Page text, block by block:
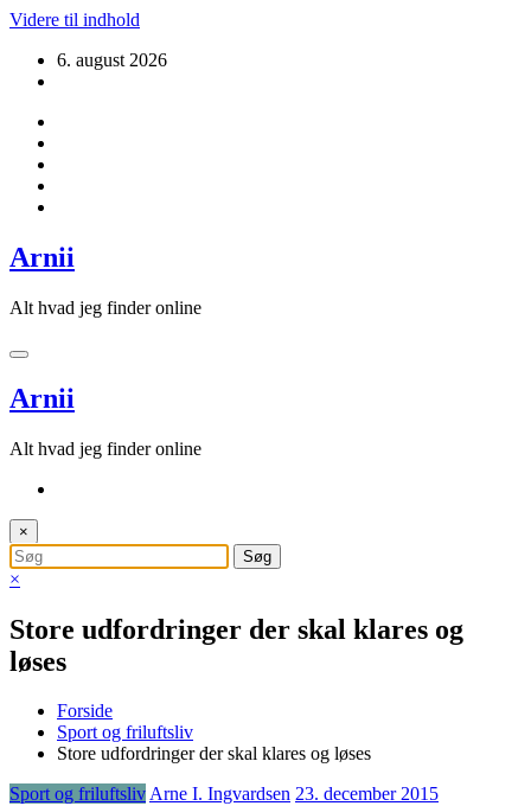
Videre til indhold
6. august 2026
Arnii
Alt hvad jeg finder online
Arnii
Alt hvad jeg finder online
×
×
Store udfordringer der skal klares og
løses
Forside
Sport og friluftsliv
Store udfordringer der skal klares og løses
Sport og friluftslivArne I. Ingvardsen 23. december 2015